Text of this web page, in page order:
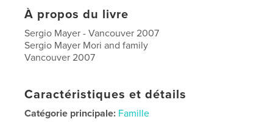
À propos du livre
Sergio Mayer - Vancouver 2007
Sergio Mayer Mori and family
Vancouver 2007
Caractéristiques et détails
Catégorie principale: Famille